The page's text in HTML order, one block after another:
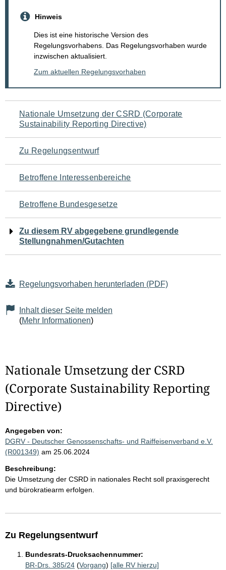
Hinweis
Dies ist eine historische Version des
Regelungsvorhabens. Das Regelungsvorhaben wurde
inzwischen aktualisiert.
Zum aktuellen Regelungsvorhaben
Navigation
für
den
Seiteninhalt
Nationale Umsetzung der CSRD (Corporate
Sustainability Reporting Directive)
Zu Regelungsentwurf
Betroffene Interessenbereiche
Betroffene Bundesgesetze
Zu diesem RV abgegebene grundlegende
Stellungnahmen/Gutachten
Regelungsvorhaben herunterladen (PDF)
Inhalt dieser Seite melden
(Mehr Informationen)
Nationale Umsetzung der CSRD
(Corporate Sustainability Reporting
Directive)
Angegeben von:
DGRV - Deutscher Genossenschafts- und Raiffeisenverband e.V.
(R001349) am 25.06.2024
Beschreibung:
Die Umsetzung der CSRD in nationales Recht soll praxisgerecht
und bürokratiearm erfolgen.
Zu Regelungsentwurf
Bundesrats-Drucksachennummer:
BR-Drs. 385/24 (Vorgang) [alle RV hierzu]